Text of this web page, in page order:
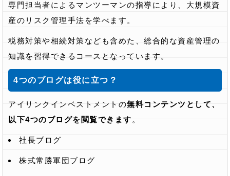
専門担当者によるマンツーマンの指導により、大規模資
産のリスク管理手法を学べます。
税務対策や相続対策なども含めた、総合的な資産管理の
知識を習得できるコースとなっています。
4つのブログは役に立つ？
アイリンクインベストメントの無料コンテンツとして、
以下4つのブログを閲覧できます 。
社長ブログ
株式常勝軍団ブログ